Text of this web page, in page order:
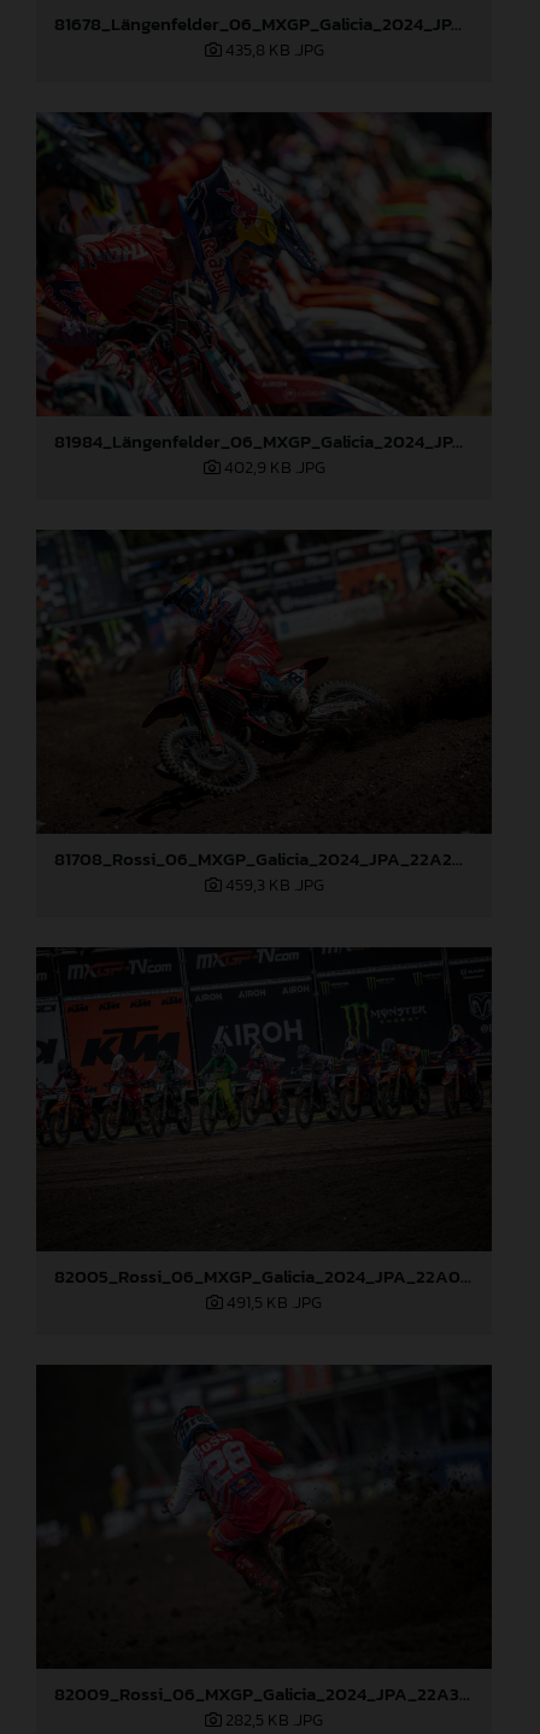
81678_Längenfelder_06_MXGP_Galicia_2024_JPA_96A9633
435,8 KB .JPG
81984_Längenfelder_06_MXGP_Galicia_2024_JPA_22A5695
402,9 KB .JPG
81708_Rossi_06_MXGP_Galicia_2024_JPA_22A2097
459,3 KB .JPG
82005_Rossi_06_MXGP_Galicia_2024_JPA_22A0719
491,5 KB .JPG
82009_Rossi_06_MXGP_Galicia_2024_JPA_22A3049
282,5 KB .JPG